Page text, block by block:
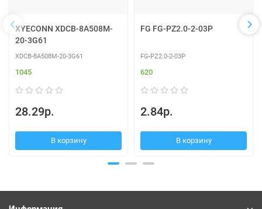
XYECONN XDCB-8A508M-
20-3G61
XDCB-8A508M-20-3G61
1045
28.29р.
В корзину
FG FG-PZ2.0-2-03P
FG-PZ2.0-2-03P
620
2.84р.
В корзину